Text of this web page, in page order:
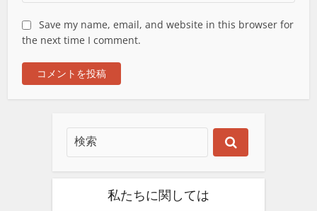
Save my name, email, and website in this browser for
the next time I comment.
私たちに関しては